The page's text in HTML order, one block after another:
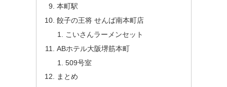
本町駅
餃子の王将 せんば南本町店
こいさんラーメンセット
ABホテル大阪堺筋本町
509号室
まとめ